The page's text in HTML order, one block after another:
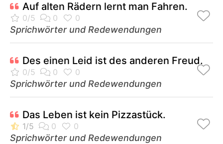
Auf alten Rädern lernt man Fahren.
Sprichwörter und Redewendungen
Des einen Leid ist des anderen Freud.
Sprichwörter und Redewendungen
Das Leben ist kein Pizzastück.
Sprichwörter und Redewendungen